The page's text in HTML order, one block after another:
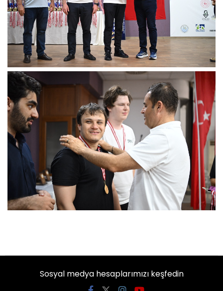
Sosyal medya hesaplarımızı keşfedin